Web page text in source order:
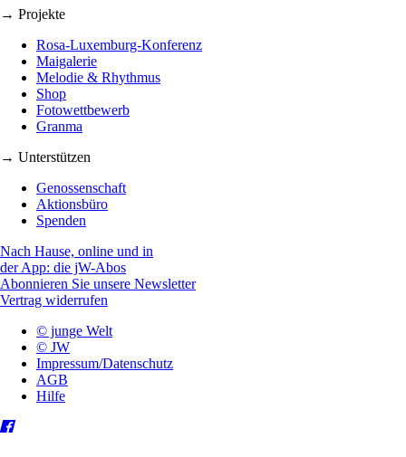
→ Projekte
Rosa-Luxemburg-Konferenz
Maigalerie
Melodie & Rhythmus
Shop
Fotowettbewerb
Granma
→ Unterstützen
Genossenschaft
Aktionsbüro
Spenden
Nach Hause, online und in
der App: die jW-Abos
Abonnieren Sie unsere Newsletter
Vertrag widerrufen
© junge Welt
© JW
Impressum/Datenschutz
AGB
Hilfe